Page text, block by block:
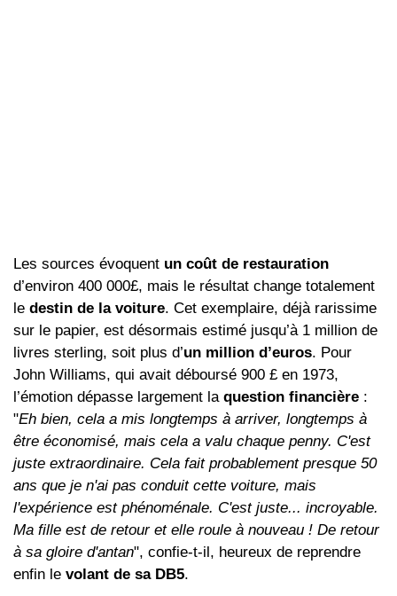
Les sources évoquent un coût de restauration
d’environ 400 000£, mais le résultat change totalement
le destin de la voiture. Cet exemplaire, déjà rarissime
sur le papier, est désormais estimé jusqu’à 1 million de
livres sterling, soit plus d’un million d’euros. Pour
John Williams, qui avait déboursé 900 £ en 1973,
l’émotion dépasse largement la question financière :
"Eh bien, cela a mis longtemps à arriver, longtemps à
être économisé, mais cela a valu chaque penny. C'est
juste extraordinaire. Cela fait probablement presque 50
ans que je n'ai pas conduit cette voiture, mais
l'expérience est phénoménale. C'est juste... incroyable.
Ma fille est de retour et elle roule à nouveau ! De retour
à sa gloire d'antan", confie-t-il, heureux de reprendre
enfin le volant de sa DB5.